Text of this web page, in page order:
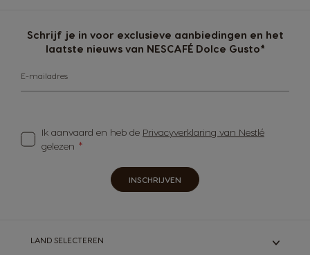
Schrijf je in voor exclusieve aanbiedingen en het
laatste nieuws van NESCAFÉ Dolce Gusto*
E-mailadres
Ik aanvaard en heb de Privacyverklaring van Nestlé
gelezen
INSCHRIJVEN
LAND SELECTEREN